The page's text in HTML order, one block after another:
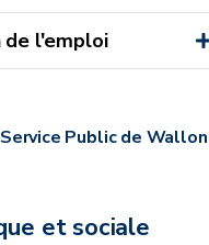
de l'emploi
Public de
et sociale